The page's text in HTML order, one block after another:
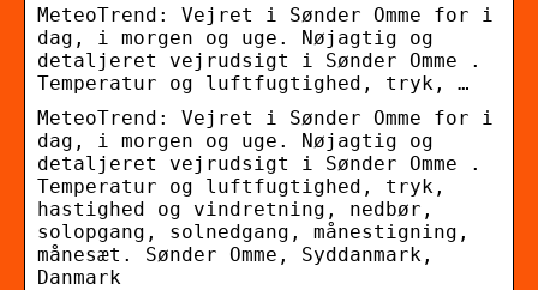
MeteoTrend: Vejret i Sønder Omme for i
dag, i morgen og uge. Nøjagtig og
detaljeret vejrudsigt i Sønder Omme .
Temperatur og luftfugtighed, tryk, …
MeteoTrend: Vejret i Sønder Omme for i
dag, i morgen og uge. Nøjagtig og
detaljeret vejrudsigt i Sønder Omme .
Temperatur og luftfugtighed, tryk,
hastighed og vindretning, nedbør,
solopgang, solnedgang, månestigning,
månesæt. Sønder Omme, Syddanmark,
Danmark